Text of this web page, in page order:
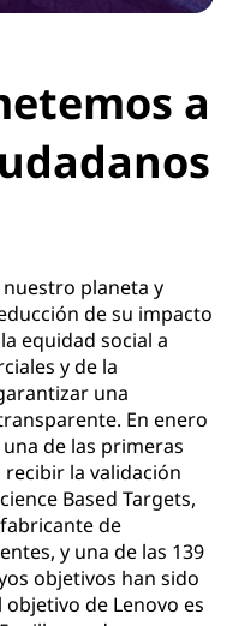
a
planeta y
de su impacto
equidad social a
y de la
una
En enero
de las primeras
la validación
Based Targets,
de
y una de las 139
objetivos han sido
de Lenovo es